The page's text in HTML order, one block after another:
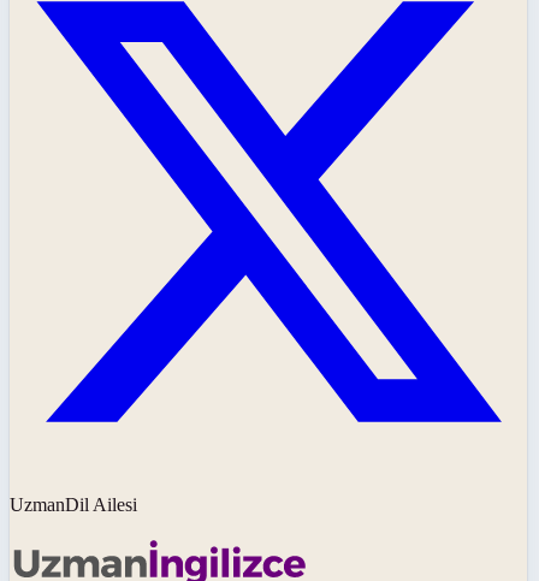
UzmanDil Ailesi